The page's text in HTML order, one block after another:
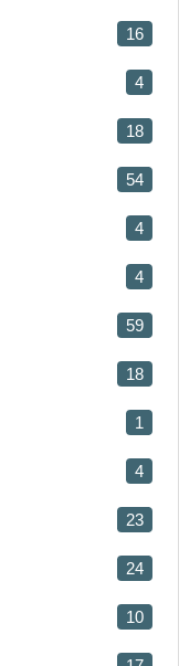
16
4
18
54
4
4
59
18
1
4
23
24
10